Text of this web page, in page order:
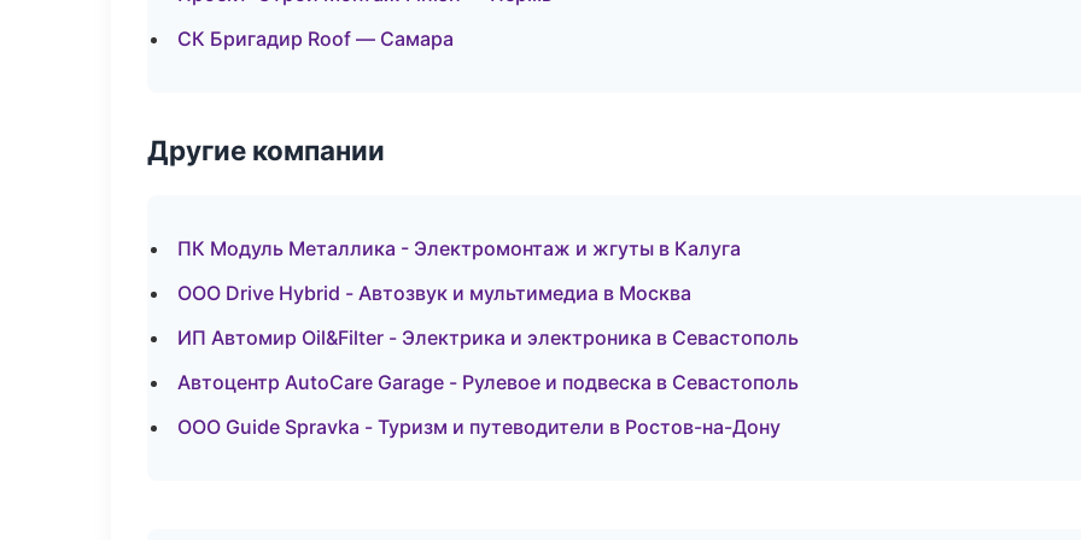
СК Бригадир Roof — Самара
Другие компании
ПК Модуль Металлика - Электромонтаж и жгуты в Калуга
ООО Drive Hybrid - Автозвук и мультимедиа в Москва
ИП Автомир Oil&Filter - Электрика и электроника в Севастополь
Автоцентр AutoCare Garage - Рулевое и подвеска в Севастополь
ООО Guide Spravka - Туризм и путеводители в Ростов-на-Дону